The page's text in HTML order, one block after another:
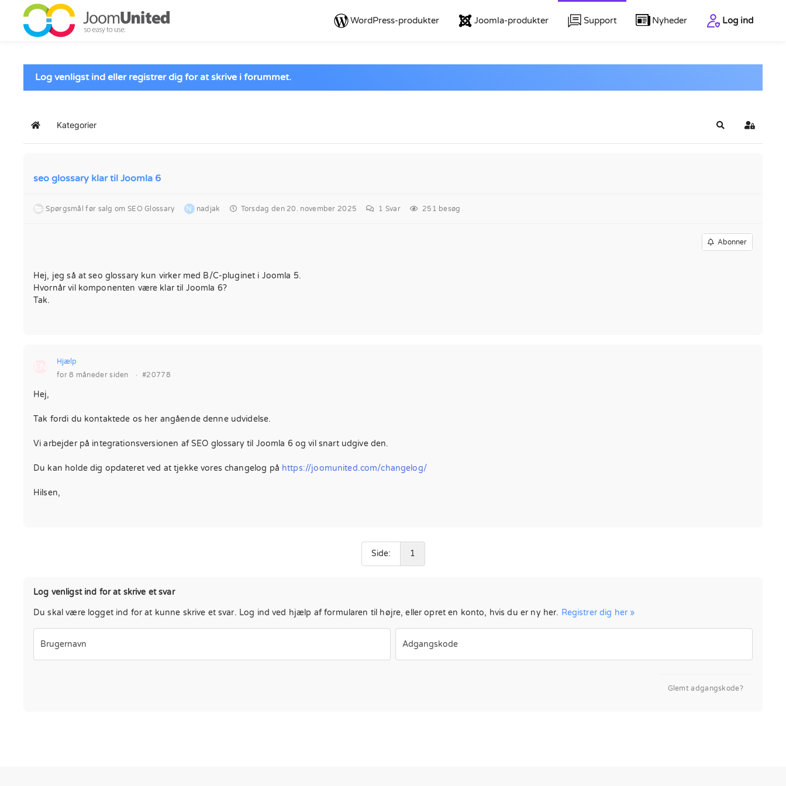
Gå til hovedindhold
WordPress-produkter Joomla-produkter Support Nyheder Log ind
Log venligst ind eller registrer dig for at skrive i forummet.
Hjemmeside
Kategorier Søg Log ind
seo glossary klar til Joomla 6
Spørgsmål før salg om SEO Glossary N nadjak Torsdag den 20. november 2025 1 Svar 251 besøg
Abonner
Hej, jeg så at seo glossary kun virker med B/C-pluginet i Joomla 5.
Hvornår vil komponenten være klar til Joomla 6?
Tak.
Hjælp
for 8 måneder siden
· #20778
Hej,
Tak fordi du kontaktede os her angående denne udvidelse.
Vi arbejder på integrationsversionen af SEO glossary til Joomla 6 og vil snart udgive den.
Du kan holde dig opdateret ved at tjekke vores changelog på https://joomunited.com/changelog/
Hilsen,
Side: 1
Log venligst ind for at skrive et svar
Du skal være logget ind for at kunne skrive et svar. Log ind ved hjælp af formularen til højre, eller opret en konto, hvis du er ny her. Registrer dig her »
Brugernavn Adgangskode
Glemt adgangskode?